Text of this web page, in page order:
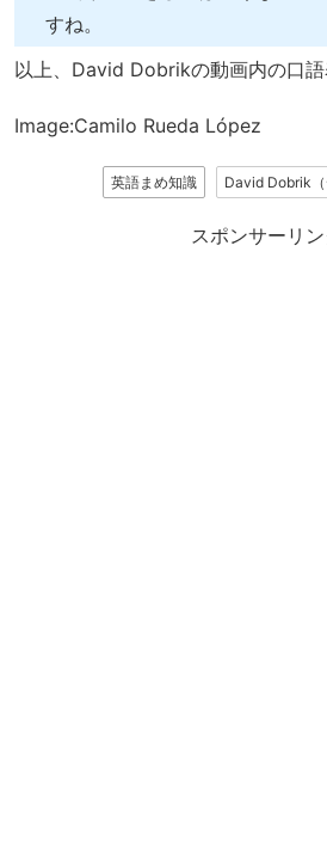
すね。
以上、David Dobrikの動画内の口語
Image:Camilo Rueda López
英語まめ知識 David Dobrik（
スポンサーリン